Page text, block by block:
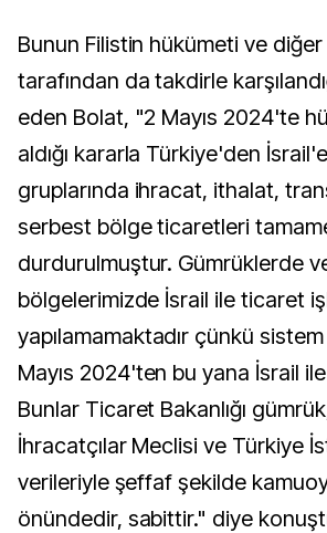
Bunun Filistin hükümeti ve
tarafından da takdirle
eden Bolat, "2 Mayıs 2024'te
aldığı kararla Türkiye'den
gruplarında ihracat, ithalat,
serbest bölge ticaretleri
durdurulmuştur. Gümrüklerde
bölgelerimizde İsrail ile ticaret
yapılamamaktadır çünkü sistem
Mayıs 2024'ten bu yana İsrail ile
Bunlar Ticaret Bakanlığı
İhracatçılar Meclisi ve Türkiye
verileriyle şeffaf şekilde
önündedir, sabittir." diye